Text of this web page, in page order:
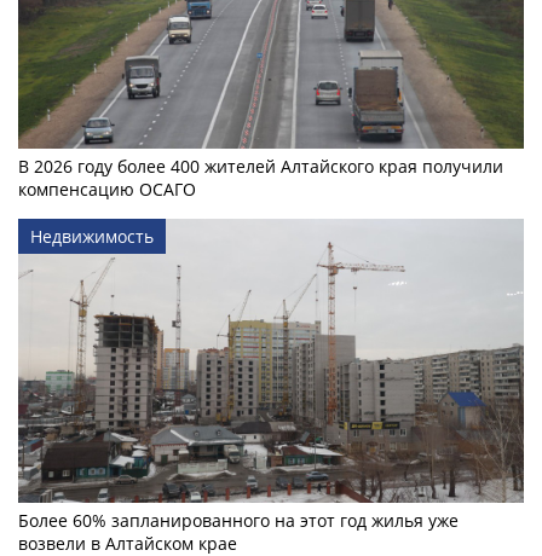
В 2026 году более 400 жителей Алтайского края получили
компенсацию ОСАГО
Недвижимость
Более 60% запланированного на этот год жилья уже
возвели в Алтайском крае